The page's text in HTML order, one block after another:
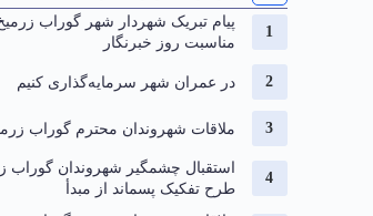
پیام تبریک شهردار شهر گوراب
مناسبت روز خبرنگار
در عمران شهر سرمایه‌گذاری کنیم
ملاقات شهروندان محترم گوراب
استقبال چشمگیر شهروندان گوراب
طرح تفکیک پسماند از مبدأ